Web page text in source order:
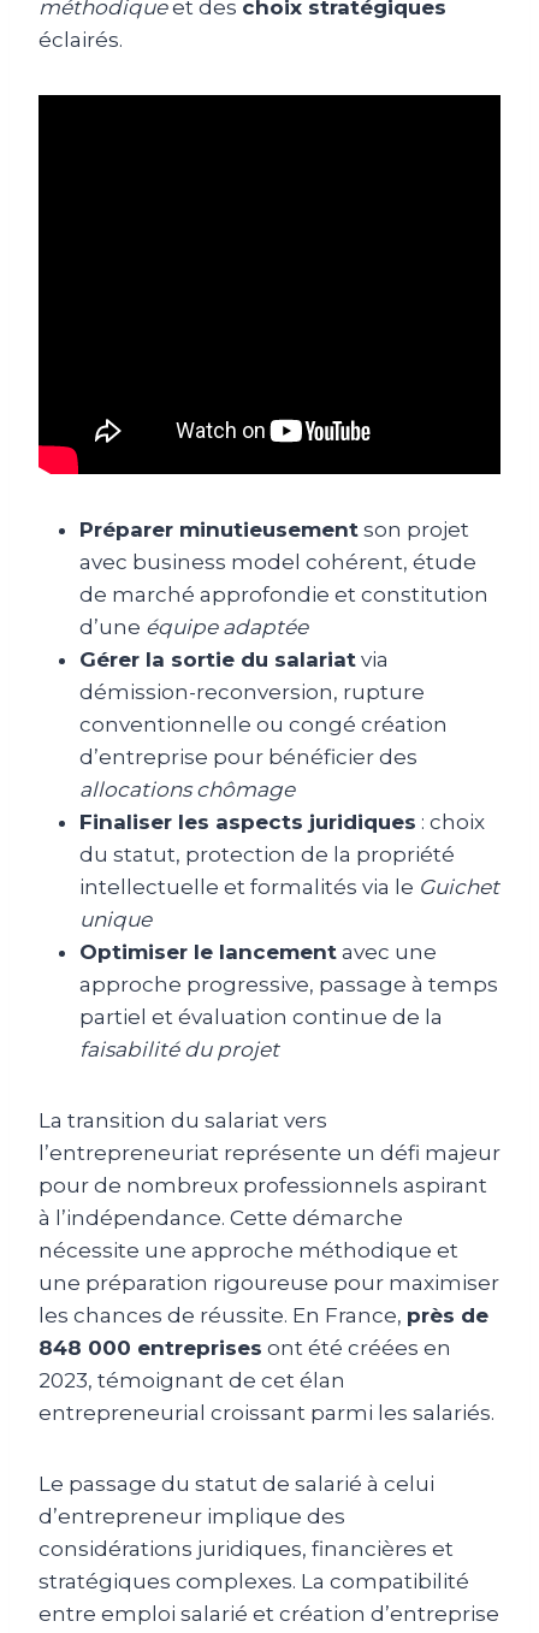
méthodiqueet des choix stratégiques
éclairés.
Préparer minutieusement son projet
avec business model cohérent, étude
de marché approfondie et constitution
d’une équipe adaptée
Gérer la sortie du salariat via
démission-reconversion, rupture
conventionnelle ou congé création
d’entreprise pour bénéficier des
allocations chômage
Finaliser les aspects juridiques : choix
du statut, protection de la propriété
intellectuelle et formalités via le Guichet
unique
Optimiser le lancement avec une
approche progressive, passage à temps
partiel et évaluation continue de la
faisabilité du projet
La transition du salariat vers
l’entrepreneuriat représente un défi majeur
pour de nombreux professionnels aspirant
à l’indépendance. Cette démarche
nécessite une approche méthodique et
une préparation rigoureuse pour maximiser
les chances de réussite. En France, près de
848 000 entreprises ont été créées en
2023, témoignant de cet élan
entrepreneurial croissant parmi les salariés.
Le passage du statut de salarié à celui
d’entrepreneur implique des
considérations juridiques, financières et
stratégiques complexes. La compatibilité
entre emploi salarié et création d’entreprise